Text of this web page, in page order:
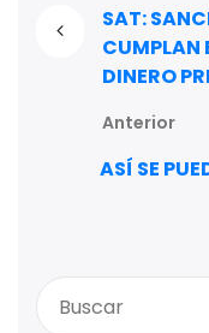
SAT:
CUMPLAN
DINERO
Anterior
ASÍ SE